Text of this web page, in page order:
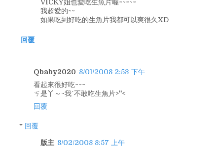
VICKY姐也愛吃生魚片喔~~~~~
我超愛的~~
如果吃到好吃的生魚片我都可以爽很久XD
回覆
Qbaby2020 8/01/2008 2:53 下午
看起來很好吃~~~
ㄎ是丫～~我ˋ不敢吃生魚片>''<
回覆
回覆
版主 8/02/2008 8:57 上午